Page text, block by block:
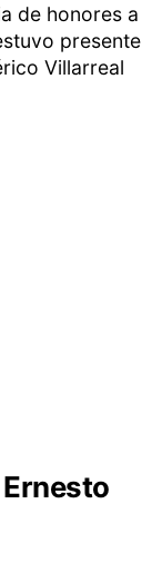
de honores a
presente
Villarreal